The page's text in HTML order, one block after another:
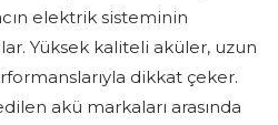
elektrik sisteminin
Yüksek kaliteli aküler, uzun
dikkat çeker.
akü markaları arasında